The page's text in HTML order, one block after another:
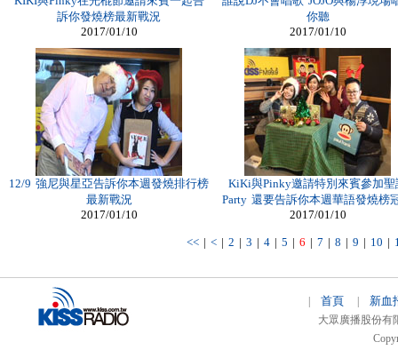
訴你發燒榜最新戰況
2017/01/10
你聽
2017/01/10
12/9 強尼與星亞告訴你本週發燒排行榜
最新戰況
2017/01/10
KiKi與Pinky邀請特別來賓參加聖
Party 還要告訴你本週華語發燒榜
2017/01/10
<< | < | 2 | 3 | 4 | 5 | 6 | 7 | 8 | 9 | 10 |
首頁 新血
大眾廣播股份有